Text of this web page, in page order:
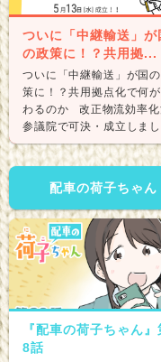
ついに「中継輸送」が
の政策に！？共用拠...
ついに「中継輸送」が国
策に！？共用拠点化で何
わるのか 改正物流効率
参議院で可決・成立しまし
た。 &nb...
配車の荷子ちゃん
『配車の荷子ちゃん』
8話